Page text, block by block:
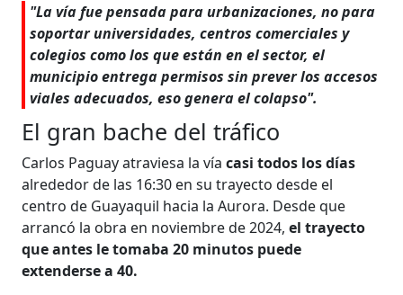
"La vía fue pensada para urbanizaciones, no para
soportar universidades, centros comerciales y
colegios como los que están en el sector, el
municipio entrega permisos sin prever los accesos
viales adecuados, eso genera el colapso".
El gran bache del tráfico
Carlos Paguay atraviesa la víacasi todos los días
alrededor de las 16:30 en su trayecto desde el
centro de Guayaquil hacia la Aurora. Desde que
arrancó la obra en noviembre de 2024,el trayecto
que antes le tomaba 20 minutos puede
extenderse a 40.